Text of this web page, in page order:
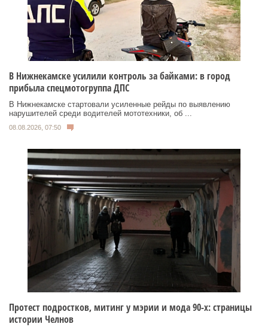
В Нижнекамске усилили контроль за байками: в город
прибыла спецмотогруппа ДПС
В Нижнекамске стартовали усиленные рейды по выявлению
нарушителей среди водителей мототехники, об ...
08.08.2026, 07:50
Протест подростков, митинг у мэрии и мода 90-х: страницы
истории Челнов